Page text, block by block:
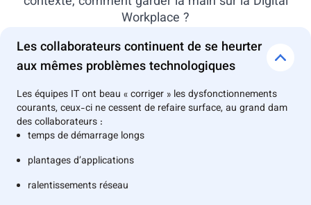
Workplace ?
Les collaborateurs continuent de se heurter
aux mêmes problèmes technologiques
Les équipes IT ont beau « corriger » les dysfonctionnements
courants, ceux-ci ne cessent de refaire surface, au grand dam
des collaborateurs :
temps de démarrage longs
plantages d’applications
ralentissements réseau